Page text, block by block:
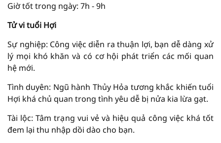
Giờ tốt trong ngày: 7h - 9h
Tử vi tuổi Hợi
Sự nghiệp: Công việc diễn ra thuận lợi, bạn dễ dàng xử
lý mọi khó khăn và có cơ hội phát triển các mối quan
hệ mới.
Tình duyên: Ngũ hành Thủy Hỏa tương khắc khiến tuổi
Hợi khá chủ quan trong tình yêu dễ bị nửa kia lừa gạt.
Tài lộc: Tâm trạng vui vẻ và hiệu quả công việc khá tốt
đem lại thu nhập dồi dào cho bạn.